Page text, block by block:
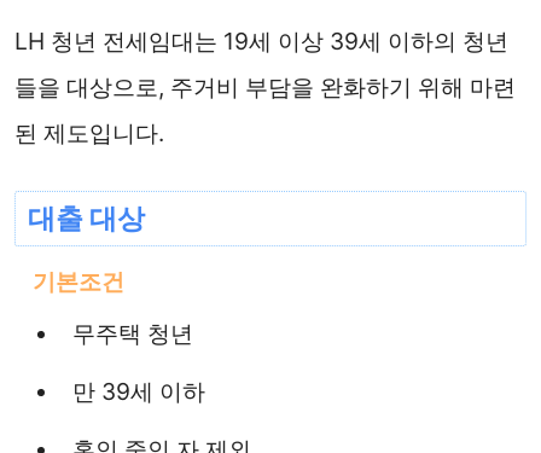
LH 청년 전세임대는 19세 이상 39세 이하의 청년
들을 대상으로, 주거비 부담을 완화하기 위해 마련
된 제도입니다.
대출 대상
기본조건
무주택 청년
만 39세 이하